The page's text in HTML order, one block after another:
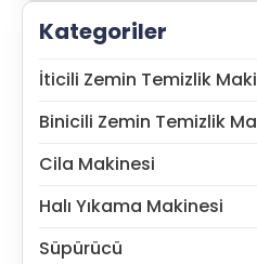
Kategoriler
İticili Zemin Temizlik
Binicili Zemin Temizlik
Cila Makinesi
Halı Yıkama Makinesi
Süpürücü